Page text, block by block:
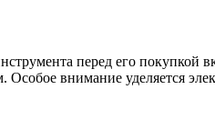
перед его покупкой
Особое внимание уделяется